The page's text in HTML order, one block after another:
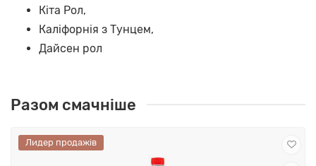
Кіта Рол,
Каліфорнія з Тунцем,
Дайсен рол
Разом смачніше
Лидер продажів